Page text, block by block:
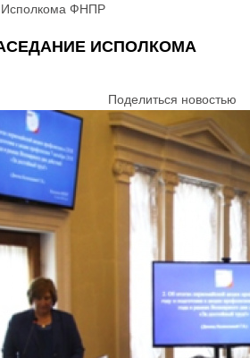
Исполкома ФНПР
ИСПОЛКОМА
Поделиться новостью